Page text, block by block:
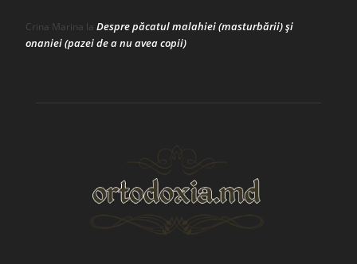
Crina Marina la Despre păcatul malahiei (masturbării) şi
onaniei (pazei de a nu avea copii)